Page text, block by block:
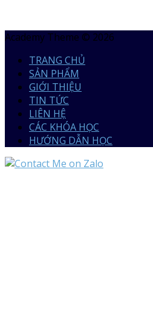
Academy Theme © 2026
TRANG CHỦ
SẢN PHẨM
GIỚI THIỆU
TIN TỨC
LIÊN HỆ
CÁC KHÓA HỌC
HƯỚNG DẪN HỌC